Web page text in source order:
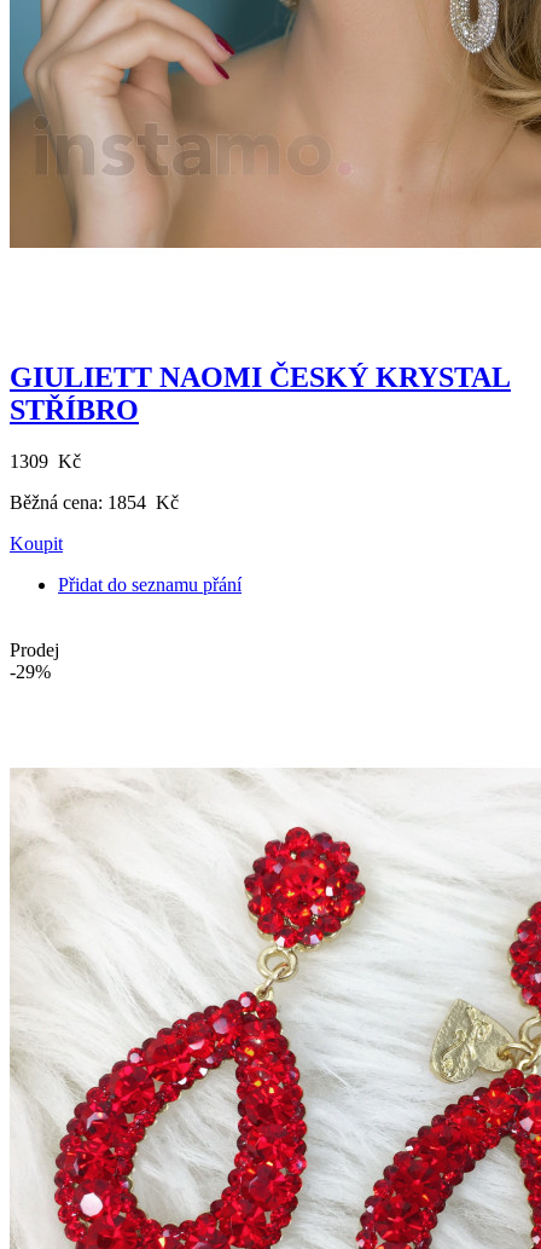
GIULIETT NAOMI ČESKÝ KRYSTAL
STŘÍBRO
1309 Kč
Běžná cena: 1854 Kč
Koupit
Přidat do seznamu přání
Prodej
-29%